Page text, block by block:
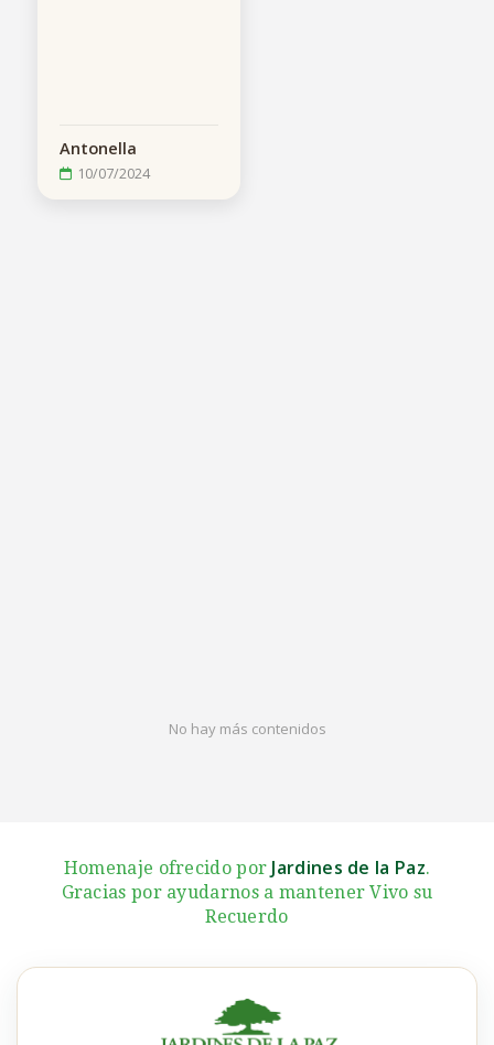
Antonella
10/07/2024
No hay más contenidos
Homenaje ofrecido por Jardines de la Paz.
Gracias por ayudarnos a mantener Vivo su
Recuerdo